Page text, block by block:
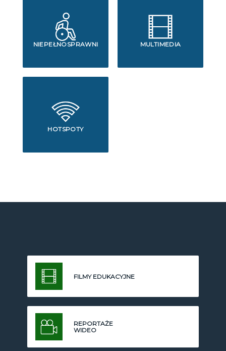
NIEPEŁNOSPRAWNI MULTIMEDIA
HOTSPOTY
FILMY EDUKACYJNE
REPORTAŻE
WIDEO